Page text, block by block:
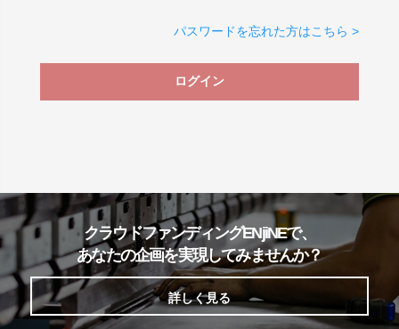
パスワードを忘れた方はこちら >
ログイン
クラウドファンディングENjiNEで、
あなたの企画を実現してみませんか？
詳しく見る